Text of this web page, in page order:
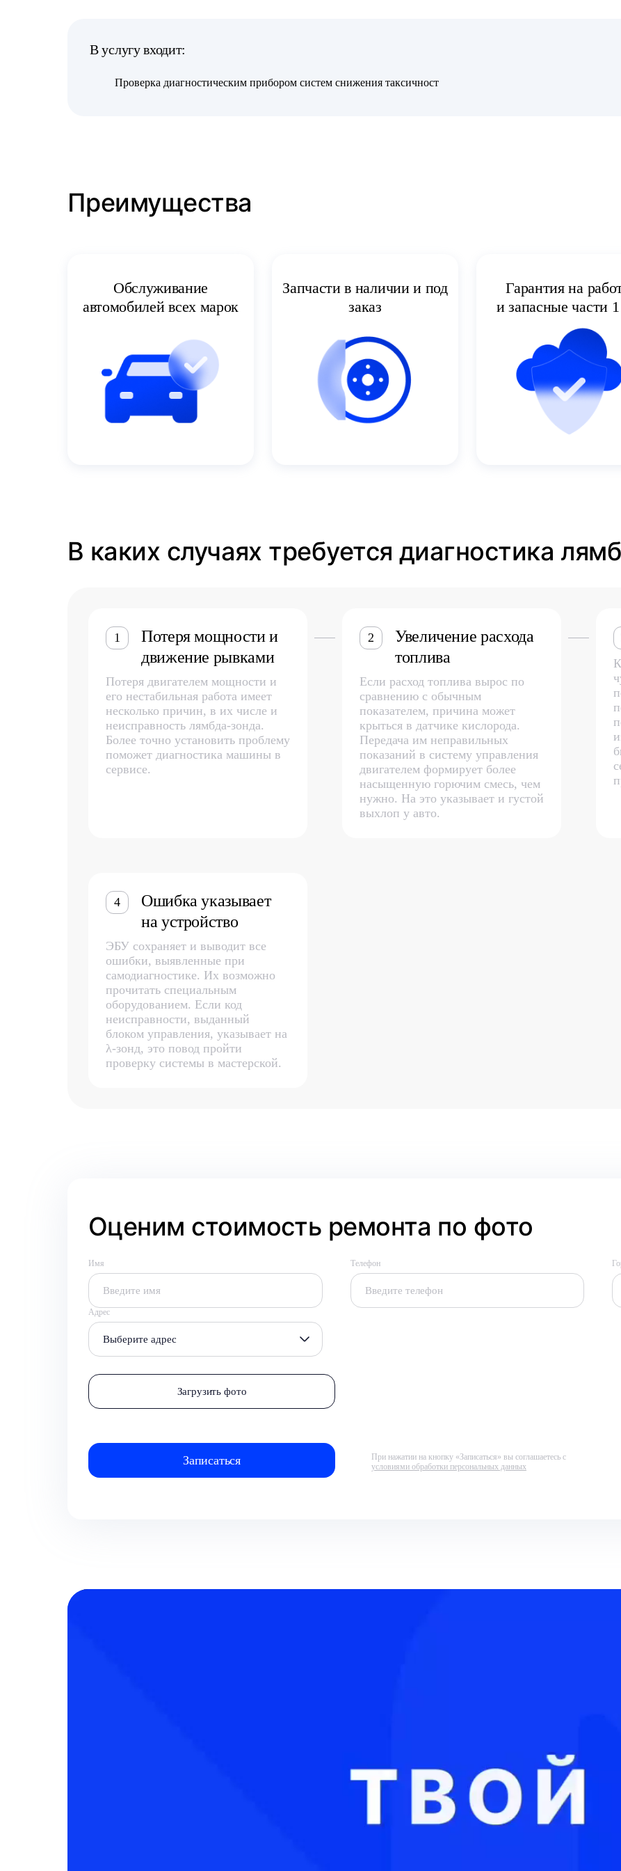
В услугу входит:
Проверка диагностическим прибором систем снижения таксичност
Преимущества
Обслуживание
автомобилей всех марок
Запчасти в наличии и под
заказ
Гарантия на
и запасные части 1
В каких случаях требуется диагностика
1
Потеря мощности и
движение рывками
Потеря двигателем мощности и
его нестабильная работа имеет
несколько причин, в их числе и
неисправность лямбда-зонда.
Более точно установить проблему
поможет диагностика машины в
сервисе.
2
Увеличение расхода
топлива
Если расход топлива вырос по
сравнению с обычным
показателем, причина может
крыться в датчике кислорода.
Передача им неправильных
показаний в систему управления
двигателем формирует более
насыщенную горючим смесь, чем
нужно. На это указывает и густой
выхлоп у авто.
4
Ошибка указывает
на устройство
ЭБУ сохраняет и выводит все
ошибки, выявленные при
самодиагностике. Их возможно
прочитать специальным
оборудованием. Если код
неисправности, выданный
блоком управления, указывает на
λ-зонд, это повод пройти
проверку системы в мастерской.
Оценим стоимость ремонта по фото
Имя Телефон
Адрес
Выберите адрес
Загрузить фото
При нажатии на кнопку «Записаться» вы соглашаетесь с
условиями обработки персональных данных